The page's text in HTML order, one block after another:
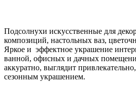
Подсолнухи искусственные для
композиций, настольных ваз,
Яркое и эффектное украшение
ванной, офисных и дачных
аккуратно, выглядит
сезонным украшением.